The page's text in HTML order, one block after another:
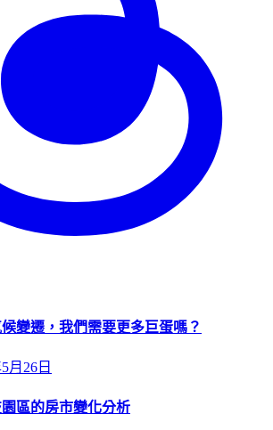
變遷，我們需要更多巨蛋嗎？
月26日
區的房市變化分析